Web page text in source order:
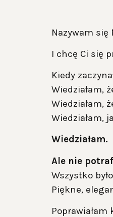
Nazywam
I chcę Ci się
Kiedy
Wiedziałam,
Wiedziałam,
Wiedziałam,
Wiedziałam.
Ale nie
Wszystko
Piękne,